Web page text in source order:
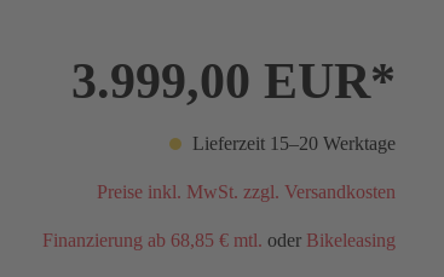
3.999,00 EUR*
Lieferzeit 15–20 Werktage
Preise inkl. MwSt. zzgl. Versandkosten
Finanzierung ab 68,85 € mtl. oder Bikeleasing